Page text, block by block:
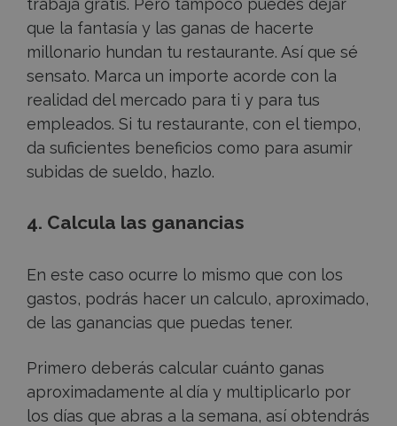
trabaja gratis. Pero tampoco puedes dejar
que la fantasía y las ganas de hacerte
millonario hundan tu restaurante. Así que sé
sensato. Marca un importe acorde con la
realidad del mercado para ti y para tus
empleados. Si tu restaurante, con el tiempo,
da suficientes beneficios como para asumir
subidas de sueldo, hazlo.
4. Calcula las ganancias
En este caso ocurre lo mismo que con los
gastos, podrás hacer un calculo, aproximado,
de las ganancias que puedas tener.
Primero deberás calcular cuánto ganas
aproximadamente al día y multiplicarlo por
los días que abras a la semana, así obtendrás